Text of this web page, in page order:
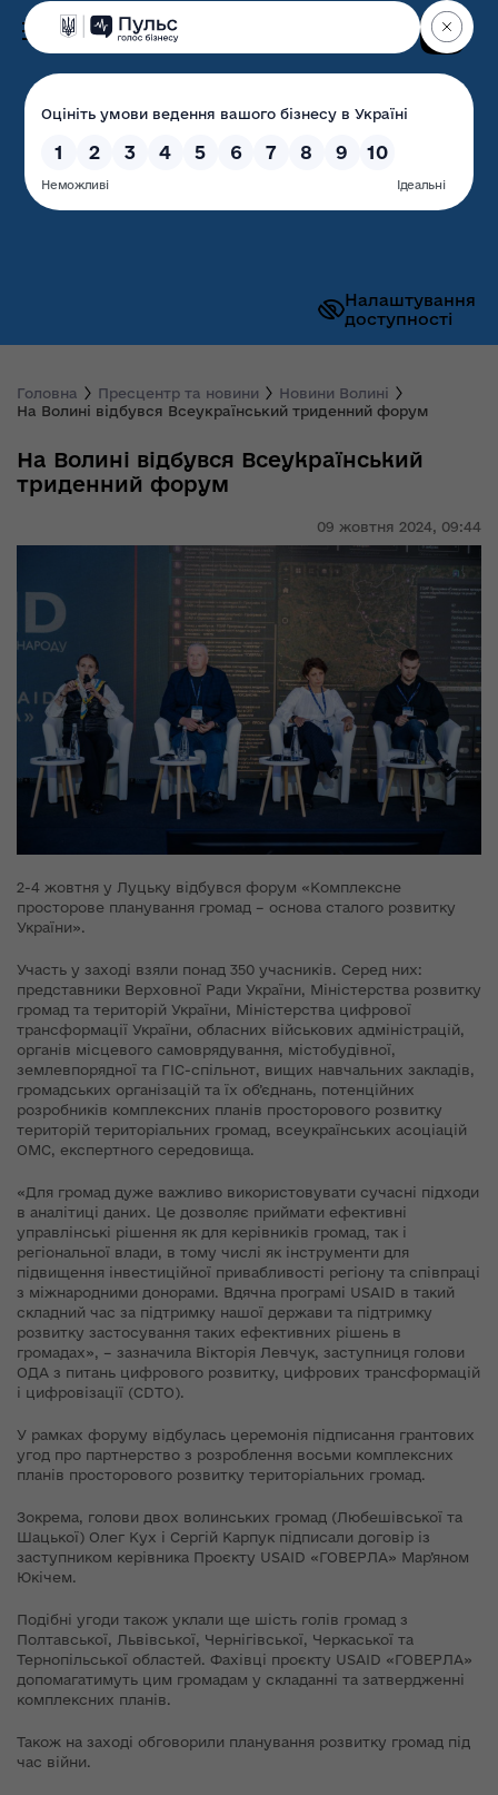
Налаштування
доступності
Волинська обласна
державна адміністрація
Головна Пресцентр та новини
Новини Волині
На Волині відбувся Всеукраїнський триденний форум
09 жовтня 2024, 09:44
На Волині відбувся Всеукраїнський
триденний форум
2-4 жовтня у Луцьку відбувся форум «Комплексне
просторове планування громад – основа сталого розвитку
України».
Участь у заході взяли понад 350 учасників. Серед них:
представники Верховної Ради України, Міністерства розвитку
громад та територій України, Міністерства цифрової
трансформації України, обласних військових адміністрацій,
органів місцевого самоврядування, містобудівної,
землевпорядної та ГІС-спільнот, вищих навчальних закладів,
громадських організацій та їх об’єднань, потенційних
розробників комплексних планів просторового розвитку
територій територіальних громад, всеукраїнських асоціацій
ОМС, експертного середовища.
«Для громад дуже важливо використовувати сучасні підходи
в аналітиці даних. Це дозволяє приймати ефективні
управлінські рішення як для керівників громад, так і
регіональної влади, в тому числі як інструменти для
підвищення інвестиційної привабливості регіону та співпраці
з міжнародними донорами. Вдячна програмі USAID в такий
складний час за підтримку нашої держави та підтримку
розвитку застосування таких ефективних рішень в
громадах», – зазначила Вікторія Левчук, заступниця голови
ОДА з питань цифрового розвитку, цифрових трансформацій
і цифровізації (CDTO).
У рамках форуму відбулась церемонія підписання грантових
угод про партнерство з розроблення восьми комплексних
планів просторового розвитку територіальних громад.
Зокрема, голови двох волинських громад (Любешівської та
Шацької) Олег Кух і Сергій Карпук підписали договір із
заступником керівника Проєкту USAID «ГОВЕРЛА» Мар’яном
Юкічем.
Подібні угоди також уклали ще шість голів громад з
Полтавської, Львівської, Чернігівської, Черкаської та
Тернопільської областей. Фахівці проєкту USAID «ГОВЕРЛА»
допомагатимуть цим громадам у складанні та затвердженні
комплексних планів.
Також на заході обговорили планування розвитку громад під
час війни.